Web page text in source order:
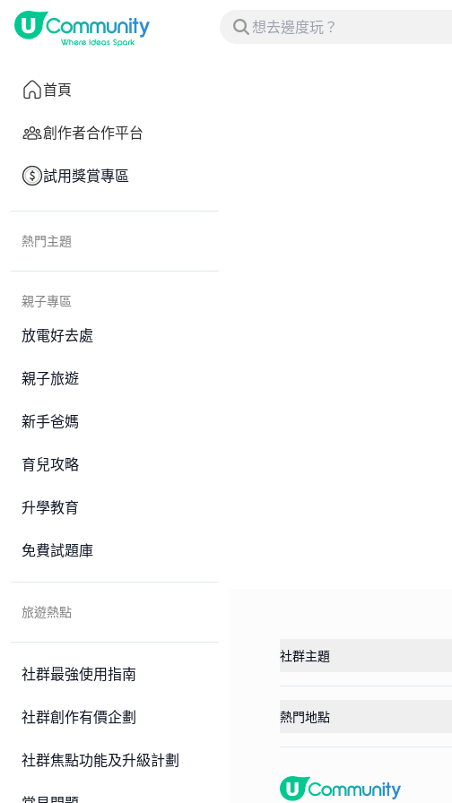
首頁
創作者合作平台
試用獎賞專區
熱門主題
親子專區
放電好去處
親子旅遊
新手爸媽
育兒攻略
升學教育
免費試題庫
旅遊熱點
社群最強使用指南
社群創作有價企劃
社群焦點功能及升級計劃
社群主題
熱門地點